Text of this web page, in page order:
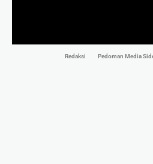
Redaksi Pedoman Media